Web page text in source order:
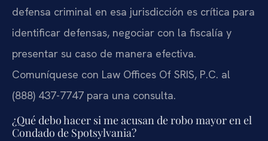
defensa criminal en esa jurisdicción es crítica para
identificar defensas, negociar con la fiscalía y
presentar su caso de manera efectiva.
Comuníquese con Law Offices Of SRIS, P.C. al
(888) 437-7747 para una consulta.
¿Qué debo hacer si me acusan de robo mayor en el
Condado de Spotsylvania?